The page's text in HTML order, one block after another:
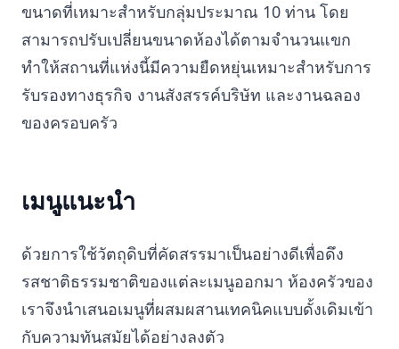
ขนาดที่เหมาะสำหรับกลุ่มประมาณ 10 ท่าน โดย
สามารถปรับเปลี่ยนขนาดห้องได้ตามจำนวนแขก
ทำให้สถานที่แห่งนี้มีความยืดหยุ่นเหมาะสำหรับการ
รับรองทางธุรกิจ งานสังสรรค์บริษัท และงานฉลอง
ของครอบครัว
เมนูแนะนำ
ด้วยการใช้วัตถุดิบที่คัดสรรมาเป็นอย่างดีเพื่อดึง
รสชาติธรรมชาติของแต่ละเมนูออกมา ห้องครัวของ
เราจึงนำเสนอเมนูที่ผสมผสานเทคนิคแบบดั้งเดิมเข้า
กับความทันสมัยได้อย่างลงตัว